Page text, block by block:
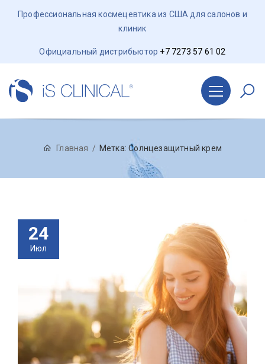
Профессиональная космецевтика из США для салонов и
клиник
Официальный дистрибьютор +7 7273 57 61 02
Главная Метка:Солнцезащитный крем
24
Июл